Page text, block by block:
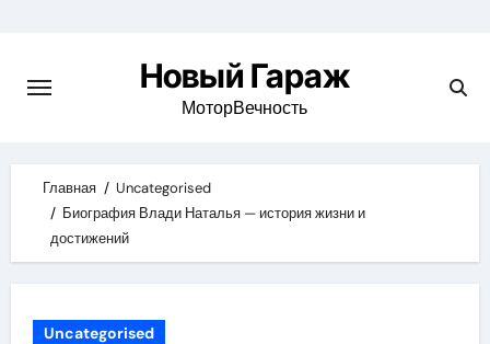
content
Новый Гараж
МоторВечность
Главная
Uncategorised
Биография Влади Наталья — история жизни и
достижений
Uncategorised